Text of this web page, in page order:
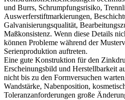
und Burrs, Schrumpfungsrisiko,
Auswerferstiftmarkierungen,
Galvanisierungsqualität,
Maßkonsistenz. Wenn diese Details
können Probleme während der
Serienproduktion auftreten.
Eine gute Konstruktion für den
Erscheinungsbild und Herstellbarkeit
nicht bis zu den Formversuchen
Wandstärke, Nabenposition,
Toleranzanforderungen große